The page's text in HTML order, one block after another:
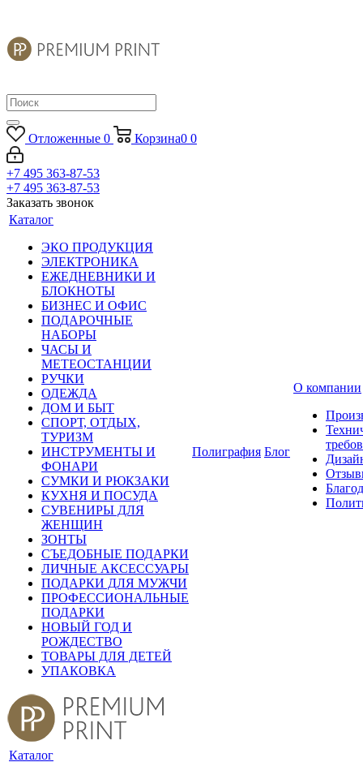
Отложенные 0 Корзина0 0
+7 495 363-87-53
+7 495 363-87-53
Заказать звонок
Каталог
ЭКО ПРОДУКЦИЯ
ЭЛЕКТРОНИКА
ЕЖЕДНЕВНИКИ И
БЛОКНОТЫ
БИЗНЕС И ОФИС
ПОДАРОЧНЫЕ
НАБОРЫ
ЧАСЫ И
МЕТЕОСТАНЦИИ
РУЧКИ
ОДЕЖДА
ДОМ И БЫТ
СПОРТ, ОТДЫХ,
ТУРИЗМ
ИНСТРУМЕНТЫ И
ФОНАРИ
СУМКИ И РЮКЗАКИ
КУХНЯ И ПОСУДА
СУВЕНИРЫ ДЛЯ
ЖЕНЩИН
ЗОНТЫ
СЪЕДОБНЫЕ ПОДАРКИ
ЛИЧНЫЕ АКСЕССУАРЫ
ПОДАРКИ ДЛЯ МУЖЧИ
ПРОФЕССИОНАЛЬНЫЕ
ПОДАРКИ
НОВЫЙ ГОД И
РОЖДЕСТВО
ТОВАРЫ ДЛЯ ДЕТЕЙ
УПАКОВКА
Полиграфия Блог
О компании
Каталог